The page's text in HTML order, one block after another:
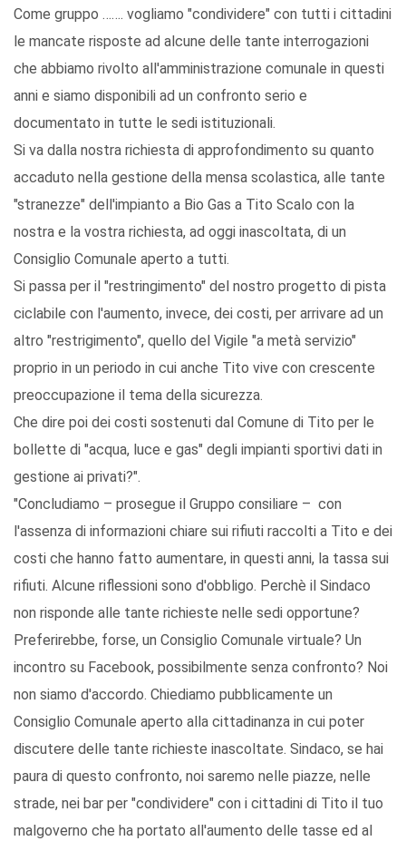
Come gruppo ……. vogliamo "condividere" con tutti i cittadini
le mancate risposte ad alcune delle tante interrogazioni
che abbiamo rivolto all'amministrazione comunale in questi
anni e siamo disponibili ad un confronto serio e
documentato in tutte le sedi istituzionali.
Si va dalla nostra richiesta di approfondimento su quanto
accaduto nella gestione della mensa scolastica, alle tante
"stranezze" dell'impianto a Bio Gas a Tito Scalo con la
nostra e la vostra richiesta, ad oggi inascoltata, di un
Consiglio Comunale aperto a tutti.
Si passa per il "restringimento" del nostro progetto di pista
ciclabile con l'aumento, invece, dei costi, per arrivare ad un
altro "restrigimento", quello del Vigile "a metà servizio"
proprio in un periodo in cui anche Tito vive con crescente
preoccupazione il tema della sicurezza.
Che dire poi dei costi sostenuti dal Comune di Tito per le
bollette di "acqua, luce e gas" degli impianti sportivi dati in
gestione ai privati?".
"Concludiamo – prosegue il Gruppo consiliare – con
l'assenza di informazioni chiare sui rifiuti raccolti a Tito e dei
costi che hanno fatto aumentare, in questi anni, la tassa sui
rifiuti. Alcune riflessioni sono d'obbligo. Perchè il Sindaco
non risponde alle tante richieste nelle sedi opportune?
Preferirebbe, forse, un Consiglio Comunale virtuale? Un
incontro su Facebook, possibilmente senza confronto? Noi
non siamo d'accordo. Chiediamo pubblicamente un
Consiglio Comunale aperto alla cittadinanza in cui poter
discutere delle tante richieste inascoltate. Sindaco, se hai
paura di questo confronto, noi saremo nelle piazze, nelle
strade, nei bar per "condividere" con i cittadini di Tito il tuo
malgoverno che ha portato all'aumento delle tasse ed al